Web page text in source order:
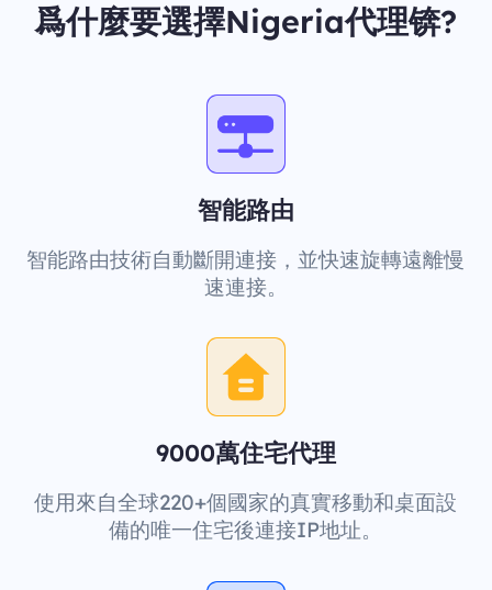
爲什麼要選擇Nigeria代理锛?
智能路由
智能路由技術自動斷開連接，並快速旋轉遠離慢
速連接。
9000萬住宅代理
使用來自全球220+個國家的真實移動和桌面設
備的唯一住宅後連接IP地址。